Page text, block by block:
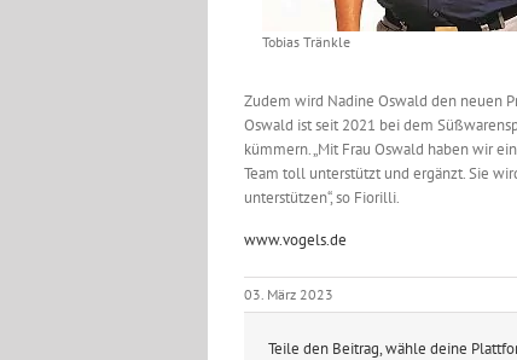
Tobias Tränkle
Zudem wird Nadine Oswald den neuen
Oswald ist seit 2021 bei dem
kümmern. „Mit Frau Oswald haben wir
Team toll unterstützt und ergänzt. Sie
unterstützen“, so Fiorilli.
www.vogels.de
03. März 2023
Teile den Beitrag, wähle deine